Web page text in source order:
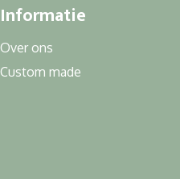
Informatie
Over ons
Custom made